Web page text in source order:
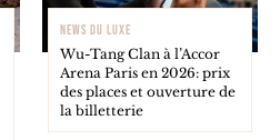
NEWS DU LUXE
Wu-Tang Clan à l’Accor
Arena Paris en 2026: prix
des places et ouverture de
la billetterie